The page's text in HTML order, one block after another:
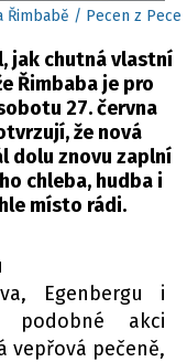
Řimbabě / Pecen z Pece
jak chutná vlastní
Řimbaba je pro
27. června
že nová
dolu znovu zaplní
chleba, hudba i
místo rádi.
Egenbergu i
akci
vepřová pečeně,